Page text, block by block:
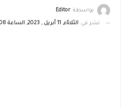
بواسطة Editor
نشر في الثلاثاء, 11 أبريل , 2023, الساعة 11:08 ص